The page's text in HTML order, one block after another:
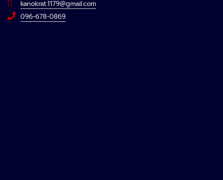
kanokrat.1179@gmail.com
096-678-0869